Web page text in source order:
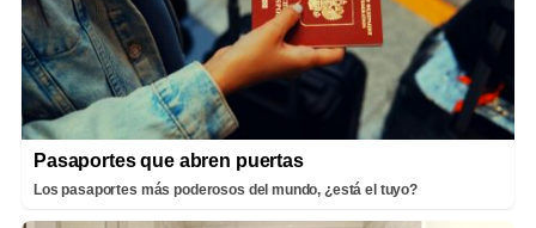
Pasaportes que abren puertas
Los pasaportes más poderosos del mundo, ¿está el tuyo?